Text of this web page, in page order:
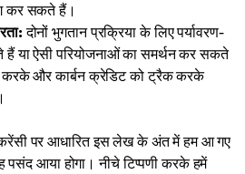
कर सकते हैं।
दोनों भुगतान प्रक्रिया के लिए पर्यावरण-
या ऐसी परियोजनाओं का समर्थन कर सकते
करके और कार्बन क्रेडिट को ट्रैक करके
पर आधारित इस लेख के अंत में हम आ गए
आया होगा। नीचे टिप्पणी करके हमें